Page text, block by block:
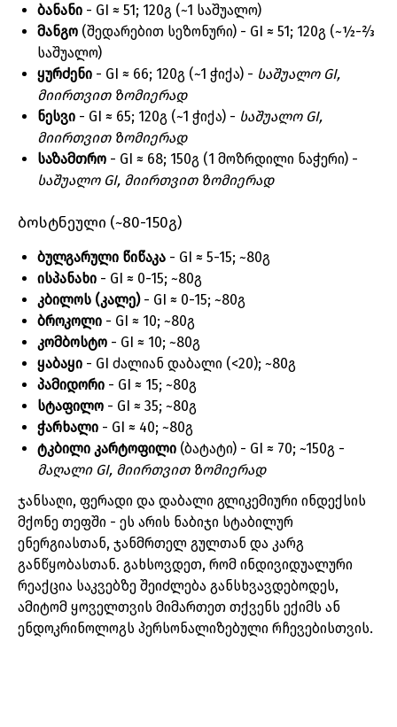
ბანანი - GI ≈ 51; 120გ (~1 საშუალო)
მანგო (შედარებით სეზონური) - GI ≈ 51; 120გ (~½-⅔
საშუალო)
ყურძენი - GI ≈ 66; 120გ (~1 ჭიქა) - საშუალო GI,
მიირთვით ზომიერად
ნესვი - GI ≈ 65; 120გ (~1 ჭიქა) - საშუალო GI,
მიირთვით ზომიერად
საზამთრო - GI ≈ 68; 150გ (1 მოზრდილი ნაჭერი) -
საშუალო GI, მიირთვით ზომიერად
ბოსტნეული (~80-150გ)
ბულგარული წიწაკა - GI ≈ 5-15; ~80გ
ისპანახი - GI ≈ 0-15; ~80გ
კბილოს (კალე)- GI ≈ 0-15; ~80გ
ბროკოლი - GI ≈ 10; ~80გ
კომბოსტო - GI ≈ 10; ~80გ
ყაბაყი - GI ძალიან დაბალი (<20); ~80გ
პამიდორი - GI ≈ 15; ~80გ
სტაფილო - GI ≈ 35; ~80გ
ჭარხალი - GI ≈ 40; ~80გ
ტკბილი კარტოფილი (ბატატი) - GI ≈ 70; ~150გ -
მაღალი GI, მიირთვით ზომიერად
ჯანსაღი, ფერადი და დაბალი გლიკემიური ინდექსის
მქონე თეფში - ეს არის ნაბიჯი სტაბილურ
ენერგიასთან, ჯანმრთელ გულთან და კარგ
განწყობასთან. გახსოვდეთ, რომ ინდივიდუალური
რეაქცია საკვებზე შეიძლება განსხვავდებოდეს,
ამიტომ ყოველთვის მიმართეთ თქვენს ექიმს ან
ენდოკრინოლოგს პერსონალიზებული რჩევებისთვის.